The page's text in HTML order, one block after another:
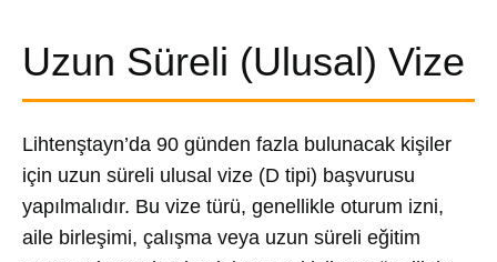
Uzun Süreli (Ulusal) Vize
Lihtenştayn’da 90 günden fazla bulunacak kişiler
için uzun süreli ulusal vize (D tipi) başvurusu
yapılmalıdır. Bu vize türü, genellikle oturum izni,
aile birleşimi, çalışma veya uzun süreli eğitim